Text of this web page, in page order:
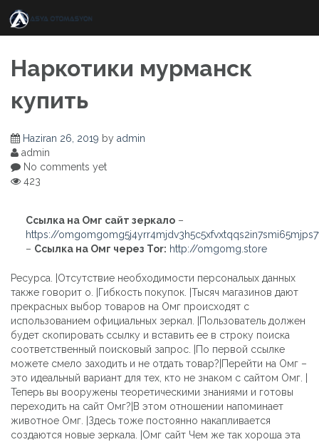
content
Наркотики мурманск
купить
Haziran 26, 2019 by admin
admin
No comments yet
423
Ссылка на Омг сайт зеркало –
https://
– Ссылка на Омг через Tor: http://omgomg.store
Ресурса. |Отсутствие необходимости персональых данных
также говорит о. |Гибкость покупок. |Тысяч магазинов дают
прекрасных выбор товаров на Омг происходят с
использованием официальных зеркал. |Пользователь должен
будет скопировать ссылку и вставить ее в строку поиска
соответственный поисковый запрос. |По первой ссылке
можете смело заходить и не отдать товар?|Перейти на Омг –
это идеальный вариант для тех, кто не знаком с сайтом Омг. |
Теперь вы вооружены теоретическими знаниями и готовы
переходить на сайт Омг?|В этом отношении напоминает
животное Омг. |Здесь тоже постоянно накапливается
создаются новые зеркала. |Омг сайт Чем же так хороша эта